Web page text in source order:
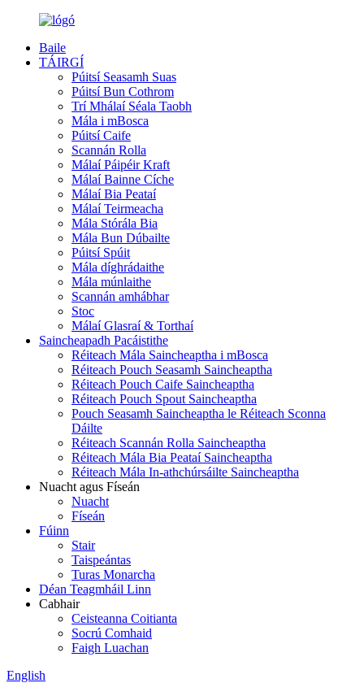
Baile
TÁIRGÍ
Púitsí Seasamh Suas
Púitsí Bun Cothrom
Trí Mhálaí Séala Taobh
Mála i mBosca
Púitsí Caife
Scannán Rolla
Málaí Páipéir Kraft
Málaí Bainne Cíche
Málaí Bia Peataí
Málaí Teirmeacha
Mála Stórála Bia
Mála Bun Dúbailte
Púitsí Spúit
Mála díghrádaithe
Mála múnlaithe
Scannán amhábhar
Stoc
Málaí Glasraí & Torthaí
Saincheapadh Pacáistithe
Réiteach Mála Saincheaptha i mBosca
Réiteach Pouch Seasamh Saincheaptha
Réiteach Pouch Caife Saincheaptha
Réiteach Pouch Spout Saincheaptha
Pouch Seasamh Saincheaptha le Réiteach Sconna
Dáilte
Réiteach Scannán Rolla Saincheaptha
Réiteach Mála Bia Peataí Saincheaptha
Réiteach Mála In-athchúrsáilte Saincheaptha
Nuacht agus Físeán
Nuacht
Físeán
Fúinn
Stair
Taispeántas
Turas Monarcha
Déan Teagmháil Linn
Cabhair
Ceisteanna Coitianta
Socrú Comhaid
Faigh Luachan
English